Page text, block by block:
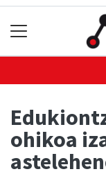
ohikoa